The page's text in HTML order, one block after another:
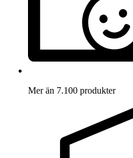
Mer än 7.100 produkter